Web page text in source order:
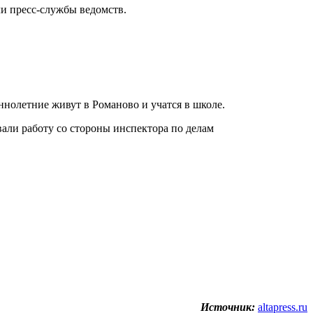
пресс-службы ведомств.
живут в Романово и учатся в школе.
работу со стороны инспектора по делам
Источник: altapress.ru